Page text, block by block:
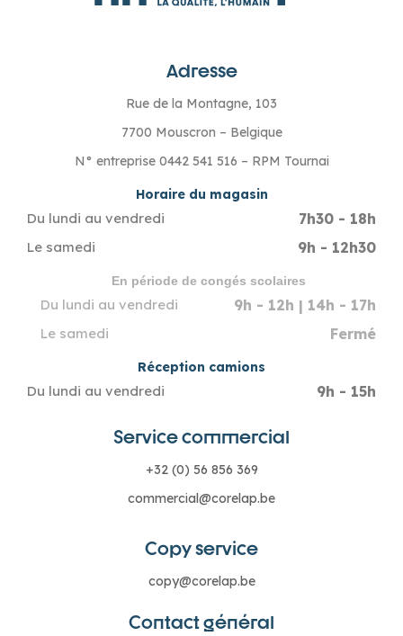
Adresse
Rue de la Montagne, 103
7700 Mouscron – Belgique
N° entreprise 0442 541 516 – RPM Tournai
Horaire du magasin
Du lundi au vendredi 7h30 - 18h
Le samedi 9h - 12h30
En période de congés scolaires
Du lundi au vendredi 9h - 12h | 14h - 17h
Le samedi Fermé
Réception camions
Du lundi au vendredi 9h - 15h
Service commercial
+32 (0) 56 856 369
commercial@corelap.be
Copy service
copy@corelap.be
Contact général